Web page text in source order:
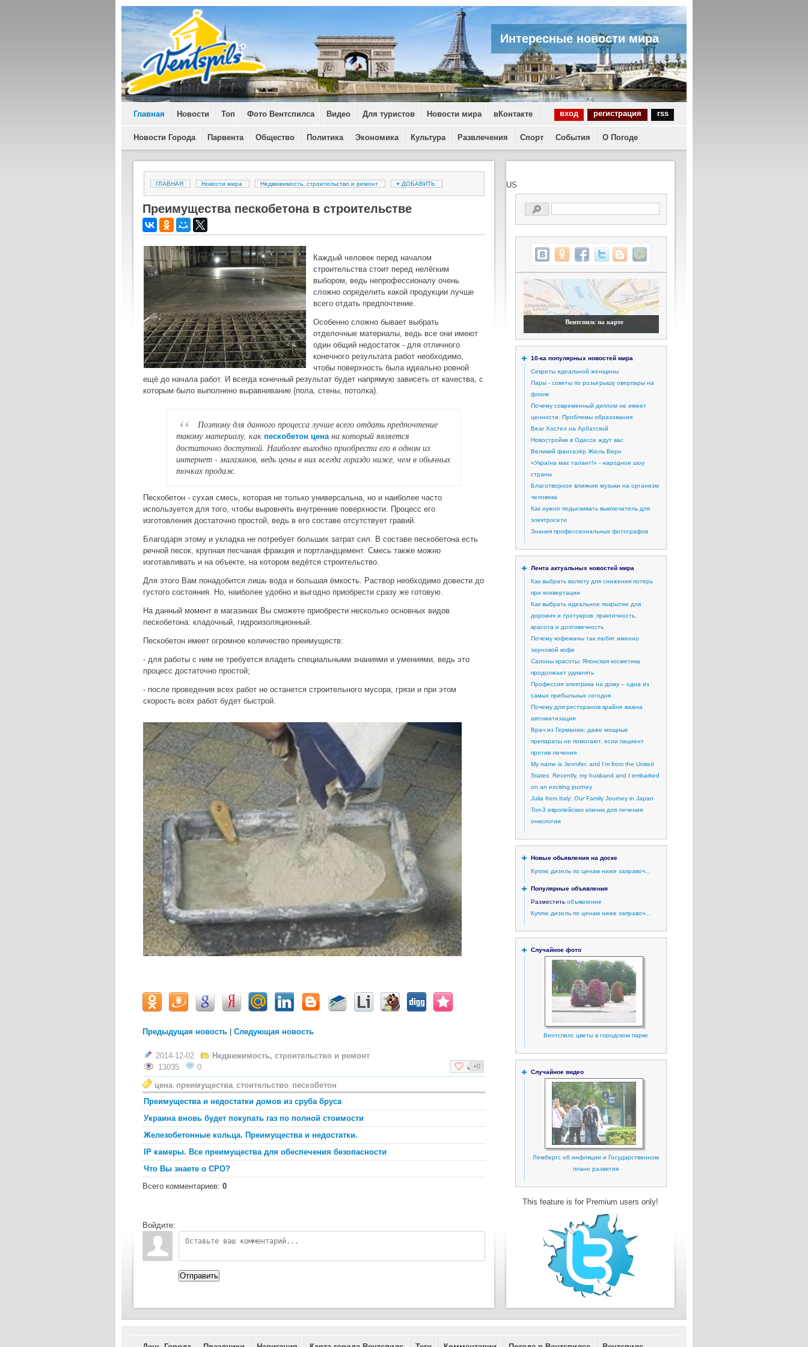
Интересные новости мира
Главная Новости Топ Фото Вентспилса Видео Для туристов Новости мира вКонтакте вход регистрация rss
Новости Города Парвента Общество Политика Экономика Культура Развлечения Спорт События О Погоде
ГЛАВНАЯ Новости мира Недвижимость, строительство и ремонт + ДОБАВИТЬ
Преимущества пескобетона в строительстве
Каждый человек перед началом
строительства стоит перед нелёгким
выбором, ведь непрофессионалу очень
сложно определить какой продукции лучше
всего отдать предпочтение.
Особенно сложно бывает выбрать
отделочные материалы, ведь все они имеют
один общий недостаток - для отличного
конечного результата работ необходимо,
чтобы поверхность была идеально ровной
ещё до начала работ. И всегда конечный результат будет напрямую зависеть от качества, с
которым было выполнено выравнивание (пола, стены, потолка).
Поэтому для данного процесса лучше всего отдать предпочтение
такому материалу, как пескобетон ценана который является
достаточно доступной. Наиболее выгодно приобрести его в одном из
интернет - магазинов, ведь цены в них всегда гораздо ниже, чем в обычных
точках продаж.
Пескобетон - сухая смесь, которая не только универсальна, но и наиболее часто
используется для того, чтобы выровнять внутренние поверхности. Процесс его
изготовления достаточно простой, ведь в его составе отсутствует гравий.
Благодаря этому и укладка не потребует больших затрат сил. В составе пескобетона есть
речной песок, крупная песчаная фракция и портландцемент. Смесь также можно
изготавливать и на объекте, на котором ведётся строительство.
Для этого Вам понадобится лишь вода и большая ёмкость. Раствор необходимо довести до
густого состояния. Но, наиболее удобно и выгодно приобрести сразу же готовую.
На данный момент в магазинах Вы сможете приобрести несколько основных видов
пескобетона: кладочный, гидроизоляционный.
Пескобетон имеет огромное количество преимуществ:
- для работы с ним не требуется владеть специальными знаниями и умениями, ведь это
процесс достаточно простой;
- после проведения всех работ не останется строительного мусора, грязи и при этом
скорость всех работ будет быстрой.
Предыдущая новость | Следующая новость
2014-12-02
Недвижимость, строительство и ремонт
13035
0 +0
цена преимущества стоительство пескобетон
Преимущества и недостатки домов из сруба бруса
Украина вновь будет покупать газ по полной стоимости
Железобетонные кольца. Преимущества и недостатки.
IP камеры. Все преимущества для обеспечения безопасности
Что Вы знаете о СРО?
Всего комментариев: 0
Войдите:
Отправить
US
Вентспилс на карте
10-ка популярных новостей мира
Секреты идеальной женщины
Пары - советы по розыгрышу оверпары на
флопе
Почему современный диплом не имеет
ценности. Проблемы образования
Bear Хостел на Арбатской
Новостройки в Одессе ждут вас
Великий фантазёр Жюль Верн
«Україна має талант!» - народное шоу
страны
Благотворное влияние музыки на организм
человека
Как нужно подыскивать выключатель для
электросети
Знания профессиональных фотографов
Лента актуальных новостей мира
Как выбрать валюту для снижения потерь
при конвертации
Как выбрать идеальное покрытие для
дорожек и тротуаров: практичность,
красота и долговечность
Почему кофеманы так любят именно
зерновой кофе
Салоны красоты: Японская косметика
продолжает удивлять
Профессия электрика на дому – одна из
самых прибыльных сегодня
Почему для ресторанов крайне важна
автоматизация
Врач из Германии: даже мощные
препараты не помогают, если пациент
против лечения
My name is Jennifer, and I’m from the United
States. Recently, my husband and I embarked
on an exciting journey
Julia from Italy: Our Family Journey in Japan
Топ-3 европейских клиник для лечения
онкологии
Новые обьявления на доске
Куплю дизель по ценам ниже заправоч...
Популярные объявления
Разместить объявление
Куплю дизель по ценам ниже заправоч...
Случайное фото
Вентспилс цветы в городском парке
Случайное видео
Лембергс об инфляции и Государственном
плане развития
This feature is for Premium users only!